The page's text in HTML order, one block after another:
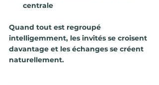
centrale
Quand tout est regroupé
intelligemment, les invités se croisent
davantage et les échanges se créent
naturellement.